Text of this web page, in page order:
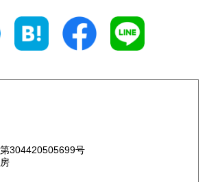
600円 静岡県
600円 和歌山県
304420505699号